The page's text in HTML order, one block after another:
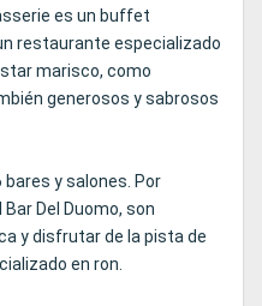
es un buffet
restaurante especializado
marisco, como
generosos y sabrosos
bares y salones. Por
Del Duomo, son
y disfrutar de la pista de
en ron.